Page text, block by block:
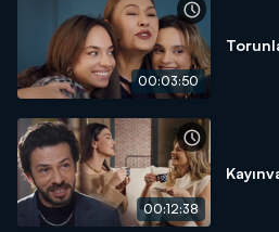
00:03:50
00:12:38